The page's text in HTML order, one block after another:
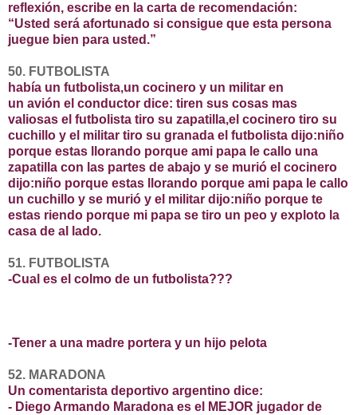
reflexión, escribe en la carta de recomendación:
“Usted será afortunado si consigue que esta persona
juegue bien para usted.”
50. FUTBOLISTA
había un futbolista,un cocinero y un militar en
un avión el conductor dice: tiren sus cosas mas
valiosas el futbolista tiro su zapatilla,el cocinero tiro su
cuchillo y el militar tiro su granada el futbolista dijo:niño
porque estas llorando porque ami papa le callo una
zapatilla con las partes de abajo y se murió el cocinero
dijo:niño porque estas llorando porque ami papa le callo
un cuchillo y se murió y el militar dijo:niño porque te
estas riendo porque mi papa se tiro un peo y exploto la
casa de al lado.
51. FUTBOLISTA
-Cual es el colmo de un futbolista???
-Tener a una madre portera y un hijo pelota
52. MARADONA
Un comentarista deportivo argentino dice:
- Diego Armando Maradona es el MEJOR jugador de